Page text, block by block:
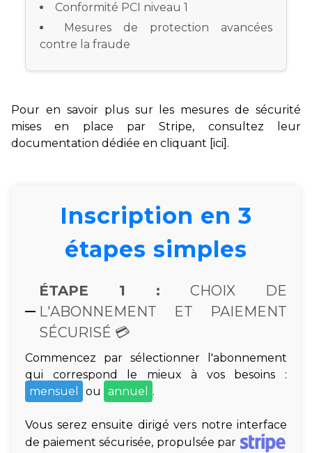
Conformité PCI niveau 1
Mesures de protection avancées
contre la fraude
Pour en savoir plus sur les mesures de sécurité
mises en place par Stripe, consultez leur
documentation dédiée en cliquant [ici].
Inscription en 3
étapes simples
ÉTAPE 1 : CHOIX DE
L'ABONNEMENT ET PAIEMENT
SÉCURISÉ 💳
Commencez par sélectionner l'abonnement
qui correspond le mieux à vos besoins :
mensuel
ou annuel .
Vous serez ensuite dirigé vers notre interface
de paiement sécurisée, propulsée par